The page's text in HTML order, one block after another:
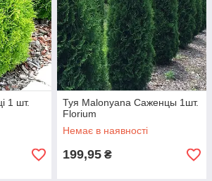
1 шт.
Туя Malonyana Саженцы 1шт.
Florium
Немає в наявності
199,95 ₴